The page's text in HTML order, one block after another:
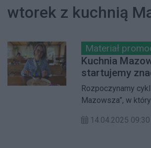
wtorek z kuchnią
Materiał
Kuchnia
startujemy
Rozpoczynamy cykl
Mazowsza”, w
kulinarne
14.04.2025 09:30